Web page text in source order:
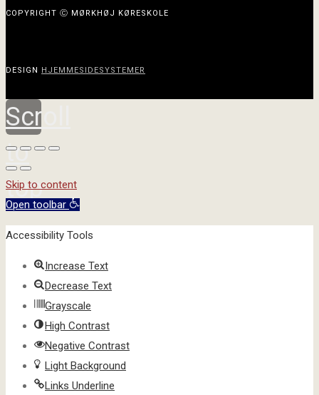
COPYRIGHT Ⓒ MØRKHØJ KØRESKOLE
DESIGN HJEMMESIDESYSTEMER
Scroll
to
top
Skip to content
Open toolbar
Accessibility Tools
Increase Text
Decrease Text
Grayscale
High Contrast
Negative Contrast
Light Background
Links Underline